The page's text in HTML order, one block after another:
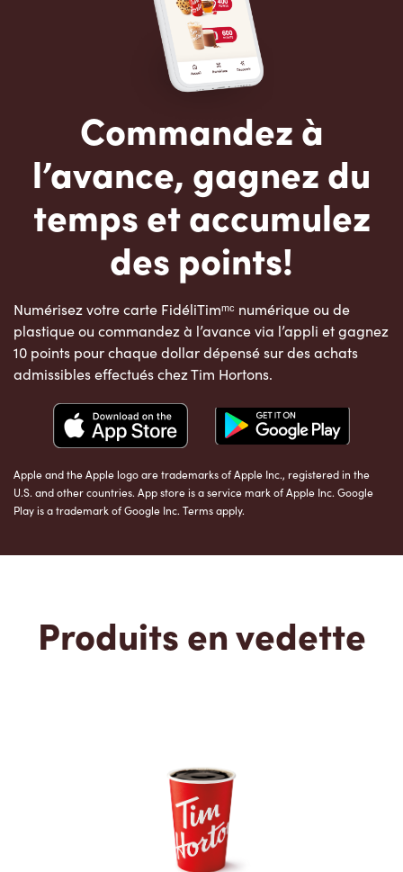
Commandez à
l’avance, gagnez du
temps et accumulez
des points!
Numérisez votre carte FidéliTimᵐᶜ numérique ou de
plastique ou commandez à l’avance via l’appli et gagnez
10 points pour chaque dollar dépensé sur des achats
admissibles effectués chez Tim Hortons.
Apple and the Apple logo are trademarks of Apple Inc., registered in the
U.S. and other countries. App store is a service mark of Apple Inc. Google
Play is a trademark of Google Inc. Terms apply.
Produits en vedette